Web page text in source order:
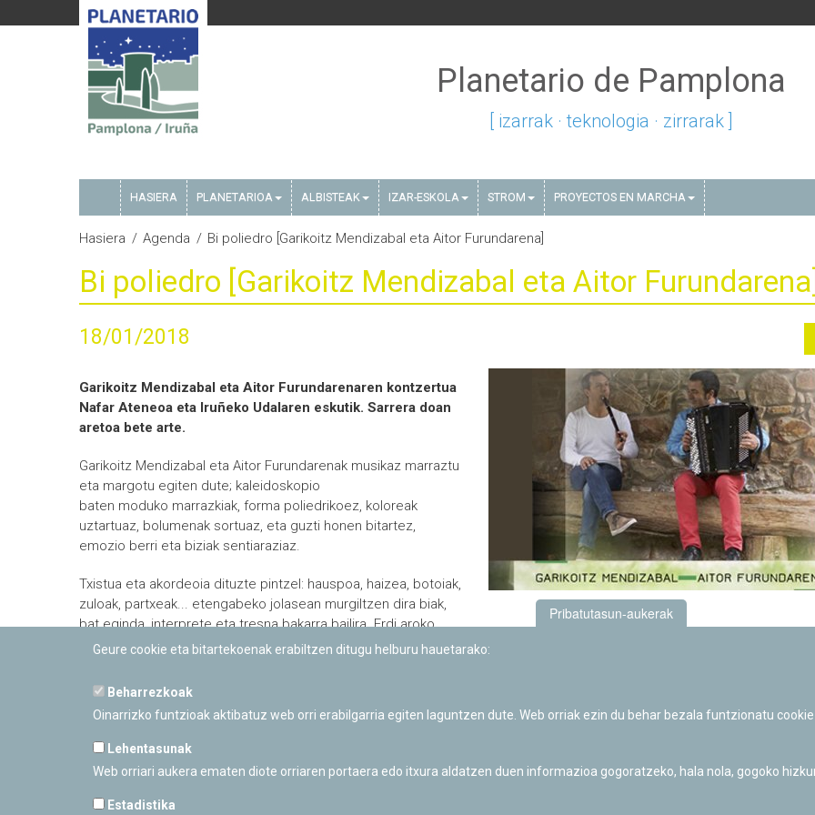
Planetario de Pamplona
[ izarrak · teknologia · zirrarak ]
HASIERA PLANETARIOA ALBISTEAK IZAR-ESKOLA STROM PROYECTOS EN MARCHA
Hasiera Agenda Bi poliedro [Garikoitz Mendizabal eta Aitor Furundarena]
Bi poliedro [Garikoitz Mendizabal eta Aitor Furundarena]
18/01/2018
Garikoitz Mendizabal eta Aitor Furundarenaren kontzertua
Nafar Ateneoa eta Iruñeko Udalaren eskutik. Sarrera doan
aretoa bete arte.
Garikoitz Mendizabal eta Aitor Furundarenak musikaz marraztu
eta margotu egiten dute; kaleidoskopio
baten moduko marrazkiak, forma poliedrikoez, koloreak
uztartuaz, bolumenak sortuaz, eta guzti honen bitartez,
emozio berri eta biziak sentiaraziaz.
Txistua eta akordeoia dituzte pintzel: hauspoa, haizea, botoiak,
zuloak, partxeak... etengabeko jolasean murgiltzen dira biak,
bat eginda, interprete eta tresna bakarra bailira. Erdi aroko
musika, berpizkundekoa, barrokokoa, hainbat herritako
ipintzen ditu, tresnak berak baino askoz gehiago. Akordeoia
musikariek adierazi nahi duten edozer.
Info +
Pribatutasun-aukerak
Geure cookie eta bitartekoenak erabiltzen ditugu helburu hauetarako:
Beharrezkoak
Oinarrizko funtzioak aktibatuz web orri erabilgarria egiten laguntzen dute. Web orriak ezin du behar bezala funtzionatu cookie
Lehentasunak
Web orriari aukera ematen diote orriaren portaera edo itxura aldatzen duen informazioa gogoratzeko, hala nola, gogoko
Estadistika